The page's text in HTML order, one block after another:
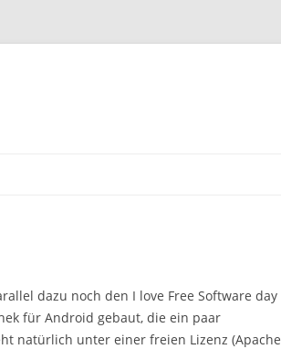
dazu noch den I love Free Software day
für Android gebaut, die ein paar
natürlich unter einer freien Lizenz (Apache